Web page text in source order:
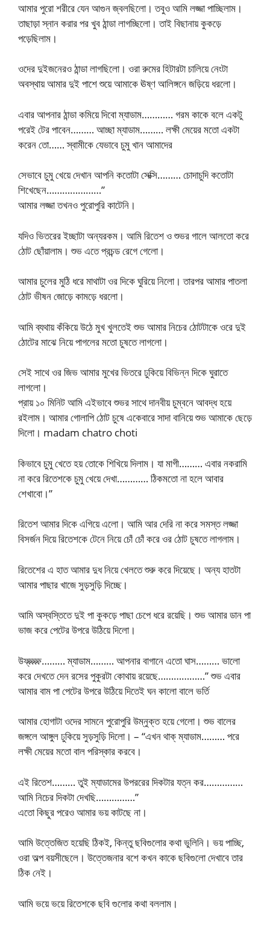
আমার পুরো শরীরে যেন আগুন জ্বলছিলো। তবুও আমি লজ্জা পাচ্ছিলাম।
তাছাড়া স্নান করার পর খুব ঠান্ডা লাগচ্ছিলো। তাই বিছানায় কুকড়ে
পড়েছিলাম।
ওদের দুইজনেরও ঠান্ডা লাগছিলো। ওরা রুমের হিটারটা চালিয়ে নেংটা
অবস্থায় আমার দুই পাশে শুয়ে আমাকে ঊষ্ণ আলিঙ্গনে জড়িয়ে ধরলো।
এবার আপনার ঠান্ডা কমিয়ে দিবো ম্যাডাম………… গরম কাকে বলে একটু
পরেই টের পাবেন……… আচ্ছা ম্যাডাম……… লক্ষী মেয়ের মতো একটা
করেন তো…… স্বামীকে যেভাবে চুমু খান আমাদের
সেভাবে চুমু খেয়ে দেখান আপনি কতোটা সেক্সি……… চোদাচুদি কতোটা
শিখেছেন…………………”
আমার লজ্জা তখনও পুরোপুরি কাটেনি।
যদিও ভিতরের ইচ্ছাটা অন্যরকম। আমি রিতেশ ও শুভর গালে আলতো করে
ঠোট ছোঁয়ালাম। শুভ এতে প্রচন্ড রেগে গেলো।
আমার চুলের মুঠি ধরে মাথাটা ওর দিকে ঘুরিয়ে নিলো। তারপর আমার পাতলা
ঠোট ভীষন জোড়ে কামড়ে ধরলো।
আমি ব্যথায় কঁকিয়ে উঠে মুখ খুলতেই শুভ আমার নিচের ঠোটটাকে ওরে দুই
ঠোটের মাঝে নিয়ে পাগলের মতো চুষতে লাগলো।
সেই সাথে ওর জিভ আমার মুখের ভিতরে ঢুকিয়ে বিভিন্ন দিকে ঘুরাতে
লাগলো।
প্রায় ১০ মিনিট আমি এইভাবে শুভর সাথে দানবীয় চুম্বনে আবদ্ধ হয়ে
রইলাম। আমার গোলাপি ঠোট চুষে একেবারে সাদা বানিয়ে শুভ আমাকে ছেড়ে
দিলো। madam chatro choti
কিভাবে চুমু খেতে হয় তোকে শিখিয়ে দিলাম। যা মাগী……… এবার নকরামি
না করে রিতেশকে চুমু খেয়ে দেখা………… ঠিকমতো না হলে আবার
শেখাবো।”
রিতেশ আমার দিকে এগিয়ে এলো। আমি আর দেরি না করে সমস্ত লজ্জা
বিসর্জন দিয়ে রিতেশকে টেনে নিয়ে চোঁ চোঁ করে ওর ঠোট চুষতে লাগলাম।
রিতেশের এ হাত আমার দুধ নিয়ে খেলতে শুরু করে দিয়েছে। অন্য হাতটা
আমার পাছার খাজে সুড়সুড়ি দিচ্ছে।
আমি অস্বস্তিতে দুই পা কুকড়ে পাছা চেপে ধরে রয়েছি। শুভ আমার ডান পা
ভাজ করে পেটের উপরে উঠিয়ে দিলো।
উফ্ফ্ফ্ফ্ফ্……… ম্যাডাম……… আপনার বাগানে এতো ঘাস……… ভালো
করে দেখতে দেন রসের পুকুরটা কোথায় রয়েছে………………” শুভ এবার
আমার বাম পা পেটের উপরে উঠিয়ে দিতেই ঘন কালো বালে ভর্তি
আমার হোগাটা ওদের সামনে পুরোপুরি উম্নুক্ত হয়ে গেলো। শুভ বালের
জঙ্গলে আঙ্গুল ঢুকিয়ে সুড়সুড়ি দিলো। – “এখন থাক্ ম্যাডাম……… পরে
লক্ষী মেয়ের মতো বাল পরিস্কার করবে।
এই রিতেশ……… তুই ম্যাডামের উপররের দিকটার যত্ন কর……………
আমি নিচের দিকটা দেখছি……………”
এতো কিছুর পরেও আমার ভয় কাটছে না।
আমি উত্তেজিত হয়েছি ঠিকই, কিন্তু ছবিগুলোর কথা ভুলিনি। ভয় পাচ্ছি,
ওরা অল্প বয়সীছেলে। উত্তেজনার বশে কখন কাকে ছবিগুলো দেখাবে তার
ঠিক নেই।
আমি ভয়ে ভয়ে রিতেশকে ছবি গুলোর কথা বললাম।